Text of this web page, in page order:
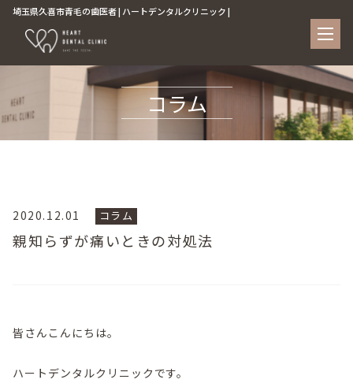
埼玉県久喜市青毛の歯医者 | ハートデンタルクリニック |
コラム
2020.12.01 コラム
親知らずが痛いときの対処法
皆さんこんにちは。
ハートデンタルクリニックです。